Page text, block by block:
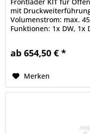
mit
Volumenstrom: max.
Funktionen: 1x DW, 1x
ab 654,50 € *
Merken